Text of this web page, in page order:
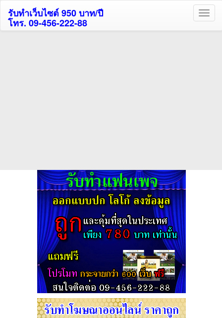
รับทำเว็บไซต์ 950 บาท/ปี
โทร. 09-456-222-88